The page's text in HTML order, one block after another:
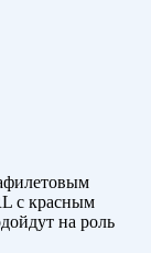
с красным
на роль